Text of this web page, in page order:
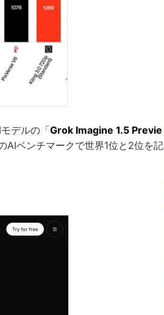
デルの「Grok Imagine 1.5 Previe
AIベンチマークで世界1位と2位を記